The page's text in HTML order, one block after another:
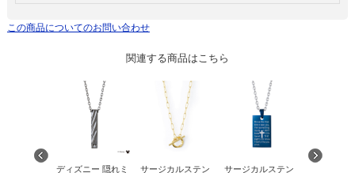
この商品についてのお問い合わせ
関連する商品はこちら
ディズニー 隠れミ
サージカルステン
サージカルステン